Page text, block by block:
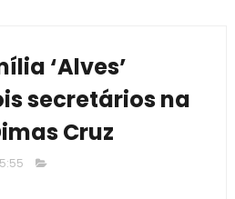
‘Alves’
secretários na
Cruz